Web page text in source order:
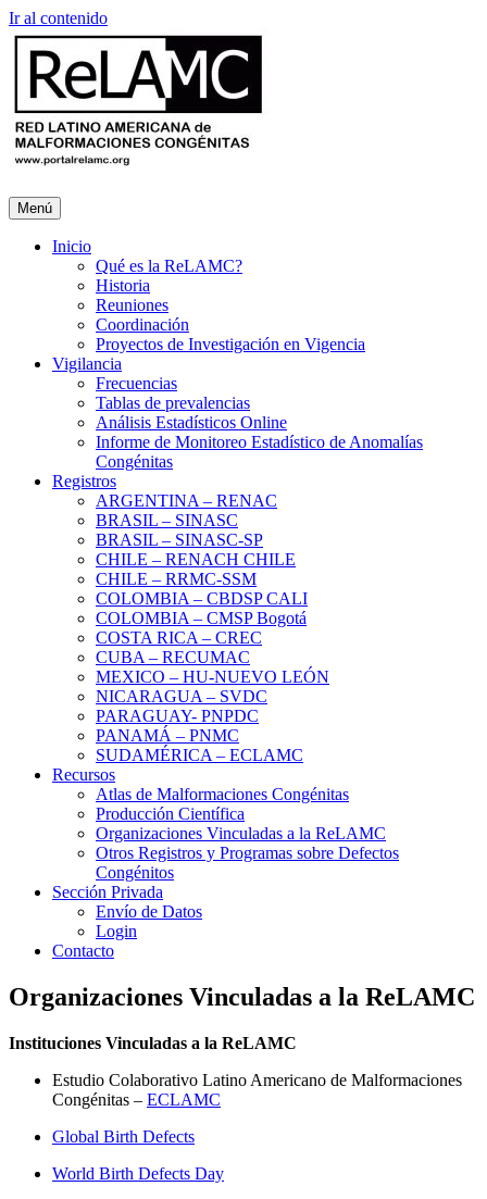
Ir al contenido
Menú
Inicio
Qué es la ReLAMC?
Historia
Reuniones
Coordinación
Proyectos de Investigación en Vigencia
Vigilancia
Frecuencias
Tablas de prevalencias
Análisis Estadísticos Online
Informe de Monitoreo Estadístico de Anomalías
Congénitas
Registros
ARGENTINA – RENAC
BRASIL – SINASC
BRASIL – SINASC-SP
CHILE – RENACH CHILE
CHILE – RRMC-SSM
COLOMBIA – CBDSP CALI
COLOMBIA – CMSP Bogotá
COSTA RICA – CREC
CUBA – RECUMAC
MEXICO – HU-NUEVO LEÓN
NICARAGUA – SVDC
PARAGUAY- PNPDC
PANAMÁ – PNMC
SUDAMÉRICA – ECLAMC
Recursos
Atlas de Malformaciones Congénitas
Producción Científica
Organizaciones Vinculadas a la ReLAMC
Otros Registros y Programas sobre Defectos
Congénitos
Sección Privada
Envío de Datos
Login
Contacto
Organizaciones Vinculadas a la ReLAMC
Instituciones Vinculadas a la ReLAMC
Estudio Colaborativo Latino Americano de Malformaciones
Congénitas – ECLAMC
Global Birth Defects
World Birth Defects Day